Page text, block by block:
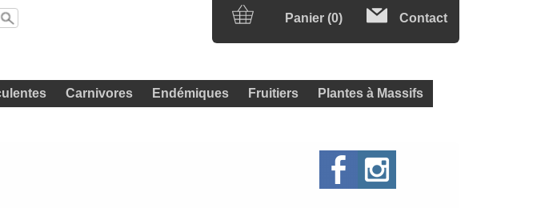
Panier (0) Contact
Carnivores Endémiques Fruitiers
Plantes à Massifs